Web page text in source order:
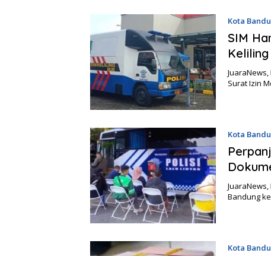
Kota
SIM
Surat Izin
Kota
Bandung
Kota